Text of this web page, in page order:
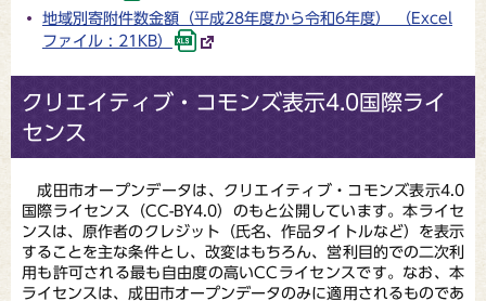
地域別寄附件数金額（平成28年度から令和6年度） （Excel
ファイル : 21KB）
クリエイティブ・コモンズ表示4.0国際ライ
センス
成田市オープンデータは、クリエイティブ・コモンズ表示4.0
国際ライセンス（CC-BY4.0）のもと公開しています。本ライセ
ンスは、原作者のクレジット（氏名、作品タイトルなど）を表示
することを主な条件とし、改変はもちろん、営利目的での二次利
用も許可される最も自由度の高いCCライセンスです。なお、本
ライセンスは、成田市オープンデータのみに適用されるものであ